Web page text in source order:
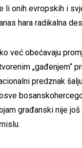
li onih evropskih i
hara radikalna
već obećavaju
„gađenjem“
predznak
građanski nije